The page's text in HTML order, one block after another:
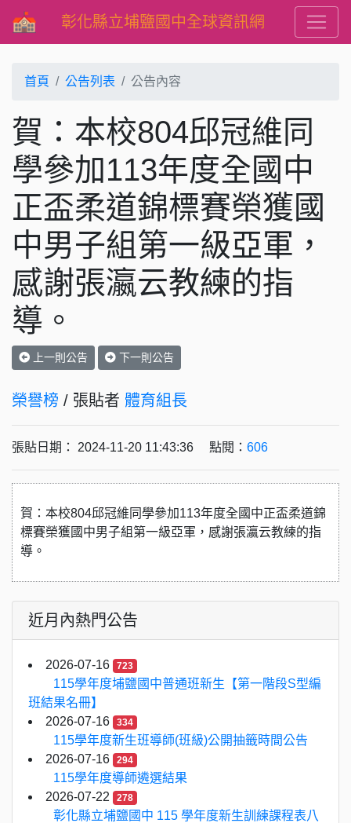
彰化縣立埔鹽國中全球資訊網
首頁 公告列表 公告內容
賀：本校804邱冠維同
學參加113年度全國中
正盃柔道錦標賽榮獲國
中男子組第一級亞軍，
感謝張瀛云教練的指
導。
上一則公告 下一則公告
榮譽榜 / 張貼者 體育組長
張貼日期： 2024-11-20 11:43:36 點閱： 606
賀：本校804邱冠維同學參加113年度全國中正盃柔道錦
標賽榮獲國中男子組第一級亞軍，感謝張瀛云教練的指
導。
近月內熱門公告
2026-07-16 723
115學年度埔鹽國中普通班新生【第一階段S型編
班結果名冊】
2026-07-16
334
115學年度新生班導師(班級)公開抽籤時間公告
2026-07-16
294
115學年度導師遴選結果
2026-07-22
278
彰化縣立埔鹽國中 115 學年度新生訓練課程表八